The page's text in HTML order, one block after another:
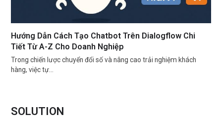
Hướng Dẫn Cách Tạo Chatbot Trên Dialogflow Chi
Tiết Từ A-Z Cho Doanh Nghiệp
Trong chiến lược chuyển đổi số và nâng cao trải nghiệm khách
hàng, việc tự…
SOLUTION